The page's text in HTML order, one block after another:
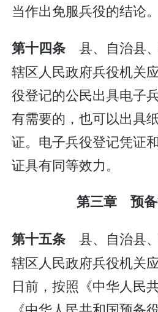
当作出免服兵役的结论。
第十四条县、自治县
辖区人民政府兵役机关
役登记的公民出具电子
有需要的，也可以出具
证。电子兵役登记凭证
证具有同等效力。
第三章 预
第十五条县、自治县
辖区人民政府兵役机关
日前，按照《中华人民